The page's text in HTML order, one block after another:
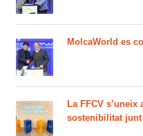
MolcaWorld es
La FFCV
sostenibilitat junt